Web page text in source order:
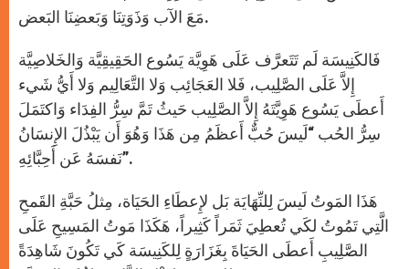
مَعَ الآب وَذَوَتِنَا وَبَعضِنَا البَعض.
فَالكَنِيسَة لَم تَتَعرَّف عَلَى هَوِيَّة يَسُوع الحَقِيقِيَّة وَالخَلاصِيَّة
إِلاَّ عَلَى الصَّلِيب، فَلا العَجَائِب وَلا التَّعَالِيم وَلا أَيُّ شَيء
أَعطَى يَسُوع هَوِيَّتَهُ إِلاَّ الصَّلِيب حَيثُ تَمَّ سِرُّ الفِدَاء وَاكتَمَلَ
سِرُّ الحُب “لَيسَ حُبٌّ أَعظَمُ مِن هَذَا وَهُوَ أَن يَبْذُلَ الإِنسَانُ
نَفسَهُ عَن أَحِبَّائِهِ”.
هَذَا المَوتُ لَيسَ لِلنِّهَايَة بَل لإِعطَاءِ الحَيَاة، مِثلُ حَبَّةِ القَمحِ
الَّتِي تَمُوتُ لكَي تُعطِيَ ثَمَراً كَثِيراً، هَكَذَا مَوتُ المَسِيحِ عَلَى
الصَّلِيبِ أَعطَى الحَيَاةَ بِغَزَارَةٍ لِلكَنِيسَة كَي تَكُونَ شَاهِدَةً